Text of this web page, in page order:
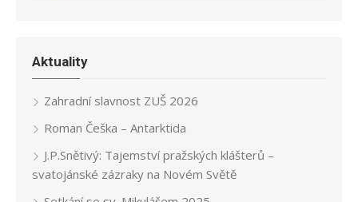
Aktuality
Zahradní slavnost ZUŠ 2026
Roman Češka – Antarktida
J.P.Snětivý: Tajemství pražských klášterů –
svatojánské zázraky na Novém Světě